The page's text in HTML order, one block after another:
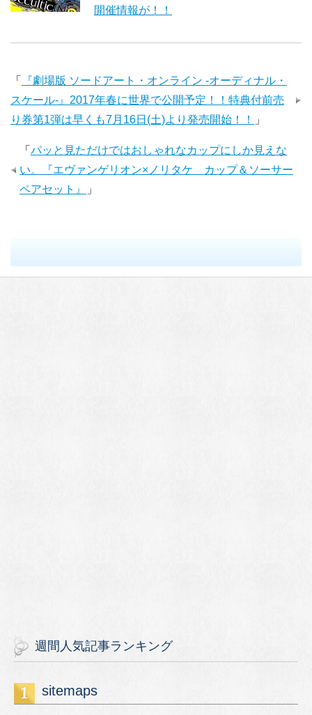
開催情報が！！
「
『劇場版 ソードアート・オンライン -オーディナル・
スケール-』2017年春に世界で公開予定！！特典付前売
り券第1弾は早くも7月16日(土)より発売開始！！
」
「 パッと見ただけではおしゃれなカップにしか見えな
い。『エヴァンゲリオン×ノリタケ カップ＆ソーサー
ペアセット』
」
週間人気記事ランキング
sitemaps